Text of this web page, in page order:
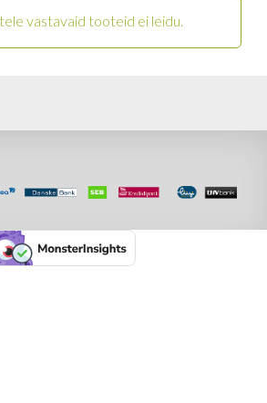
vastavaid tooteid ei leidu.